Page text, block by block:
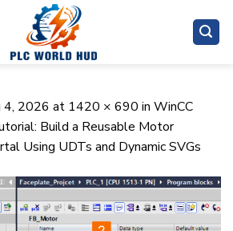
4, 2026 at 1420 × 690 in WinCC
Build a Reusable Motor
Using UDTs and Dynamic SVGs